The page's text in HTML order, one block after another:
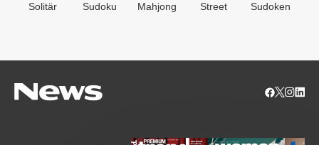
Solitär Sudoku Mahjong Street Sudoken